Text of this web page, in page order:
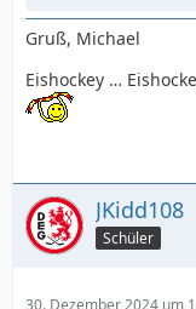
Gruß, Michael
Eishockey …
JKidd108
Schüler
30. Dezember 2024 um